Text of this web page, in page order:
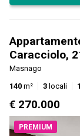
Caracciolo,
Masnago
140 m² 3 locali
€ 270.000
PREMIUM